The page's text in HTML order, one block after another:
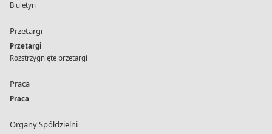
Biuletyn
Przetargi
Przetargi
Rozstrzygnięte przetargi
Praca
Praca
Organy Spółdzielni